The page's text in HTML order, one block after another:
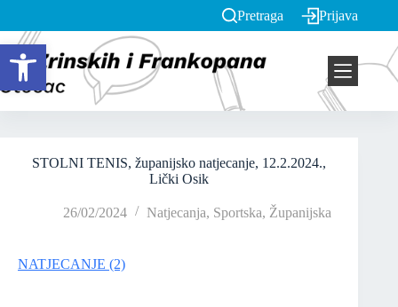
Open toolbar
Pretraga Prijava
STOLNI TENIS, županijsko natjecanje, 12.2.2024.,
Lički Osik
26/02/2024 Natjecanja, Sportska, Županijska
NATJECANJE (2)